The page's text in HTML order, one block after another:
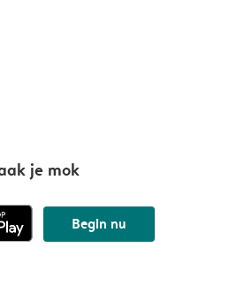
pagination
je mok
Begin nu